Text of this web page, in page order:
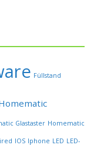
Füllstand
Glastaster Homematic
IOS Iphone LED LED-